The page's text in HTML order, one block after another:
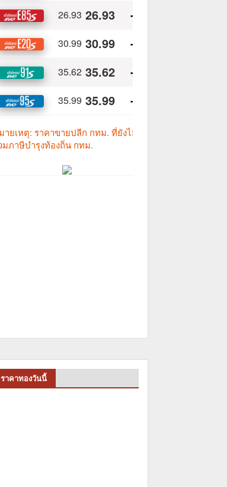
ราคาทองวันนี้